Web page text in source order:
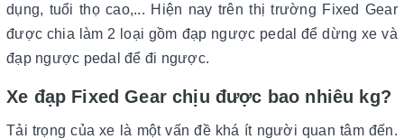
dụng, tuổi thọ cao,... Hiện nay trên thị trường Fixed Gear
được chia làm 2 loại gồm đạp ngược pedal để dừng xe và
đạp ngược pedal để đi ngược.
Xe đạp Fixed Gear chịu được bao nhiêu kg?
Tải trọng của xe là một vấn đề khá ít người quan tâm đến.